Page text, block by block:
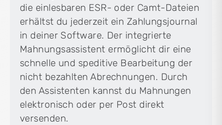
die einlesbaren ESR- oder Camt-Dateien
erhältst du jederzeit ein Zahlungsjournal
in deiner Software. Der integrierte
Mahnungsassistent ermöglicht dir eine
schnelle und speditive Bearbeitung der
nicht bezahlten Abrechnungen. Durch
den Assistenten kannst du Mahnungen
elektronisch oder per Post direkt
versenden.